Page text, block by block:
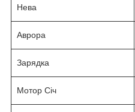
Нева
Аврора
Зарядка
Мотор Січ